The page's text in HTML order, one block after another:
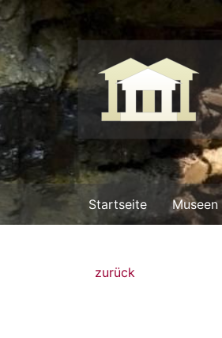
Startseite Museen
zurück